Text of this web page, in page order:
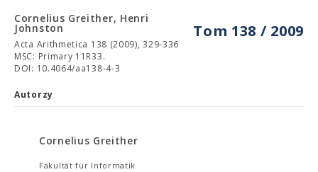
Tom 138 / 2009
Cornelius Greither, Henri
Johnston
Acta Arithmetica 138 (2009), 329-336
MSC: Primary 11R33.
DOI: 10.4064/aa138-4-3
Autorzy
Cornelius Greither
Fakultät für Informatik